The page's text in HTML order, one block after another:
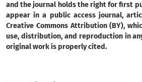
and the journal holds the right for first
appear in a public access journal,
Creative Commons Attribution (BY),
use, distribution, and reproduction in
original work is properly cited.